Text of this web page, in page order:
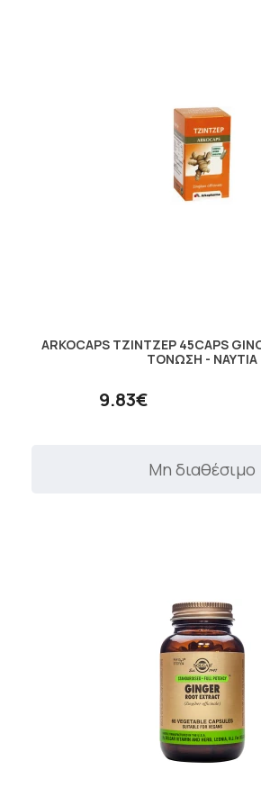
ARKOCAPS ΤΖΙΝΤΖΕΡ 45CAPS
ΤΟΝΩΣΗ - ΝΑΥΤΙΑ
9.83€
Μη διαθέσιμο